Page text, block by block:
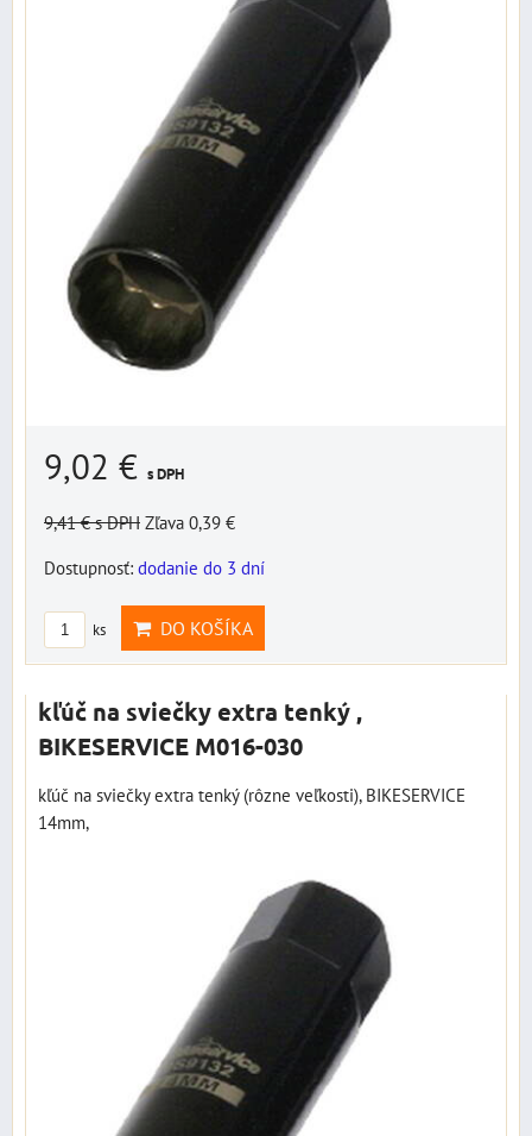
9,02 € s DPH
9,41 €s DPH Zľava 0,39 €
Dostupnosť: dodanie do 3 dní
ks DO KOŠÍKA
kľúč na sviečky extra tenký ,
BIKESERVICE M016-030
kľúč na sviečky extra tenký (rôzne veľkosti), BIKESERVICE
14mm,